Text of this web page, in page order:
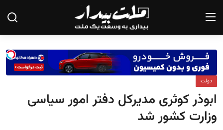
صفحه نخست
درباره ما
تماس با ما
دولت
ابوذر کوثری مدیرکل دفتر امور سیاسی
وزارت کشور شد